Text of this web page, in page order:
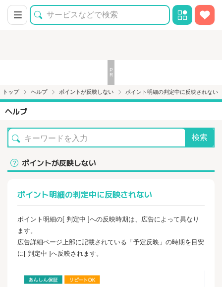
トップ ヘルプ ポイントが反映しない ポイント明細の判定中に反映されない
ヘルプ
検索
ポイントが反映しない
ポイント明細の判定中に反映されない
ポイント明細の[ 判定中 ]への反映時期は、広告によって異なり
ます。
広告詳細ページ上部に記載されている「予定反映」の時期を目安
に[ 判定中 ]へ反映されます。